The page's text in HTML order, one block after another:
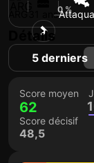
31 ans0 %
Détails
5 derniers
Score moyen
62
Score décisif
48,5